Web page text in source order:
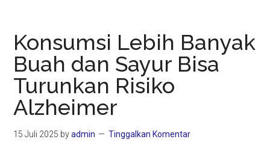
Rutin
Dapat
Turunkan
Risiko
Kematian
Jantung
Konsumsi Lebih Banyak
Buah dan Sayur Bisa
Turunkan Risiko
Alzheimer
15 Juli 2025 byadmin Tinggalkan Komentar